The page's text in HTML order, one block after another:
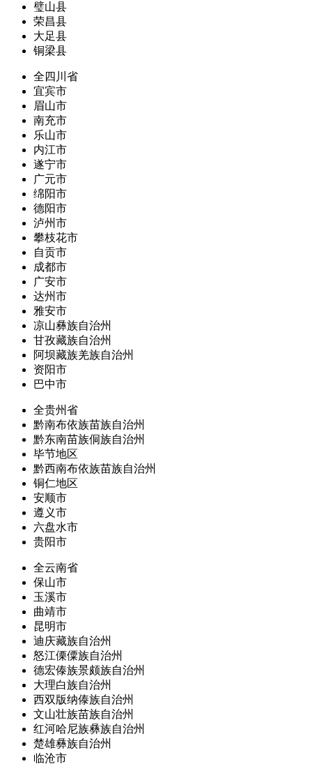
璧山县
荣昌县
大足县
铜梁县
全四川省
宜宾市
眉山市
南充市
乐山市
内江市
遂宁市
广元市
绵阳市
德阳市
泸州市
攀枝花市
自贡市
成都市
广安市
达州市
雅安市
凉山彝族自治州
甘孜藏族自治州
阿坝藏族羌族自治州
资阳市
巴中市
全贵州省
黔南布依族苗族自治州
黔东南苗族侗族自治州
毕节地区
黔西南布依族苗族自治州
铜仁地区
安顺市
遵义市
六盘水市
贵阳市
全云南省
保山市
玉溪市
曲靖市
昆明市
迪庆藏族自治州
怒江傈僳族自治州
德宏傣族景颇族自治州
大理白族自治州
西双版纳傣族自治州
文山壮族苗族自治州
红河哈尼族彝族自治州
楚雄彝族自治州
临沧市